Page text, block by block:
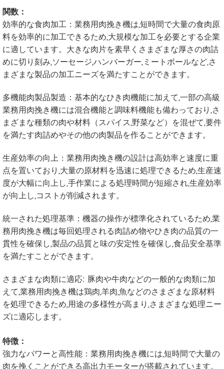
関数：
効率的な食肉加工：業務用肉挽き機は,短時間で大量の食肉原
料を効率的に加工できるため,大規模な加工を必要とする企業
に適しています。大きな肉片を素早くさまざまな厚さの肉詰
めに切り刻み,ソーセージ,ハンバーガー,ミートボールなど,さ
まざまな製品の加工ニーズを満たすことができます。
多機能肉製品製造：基本的なひき肉機能に加えて,一部の高級
業務用肉挽き機には混合機能と調味料機能も備わっており,さ
まざまな種類の肉や材料（スパイス,野菜など）を混ぜて,要件
を満たす肉詰めやその他の肉製品を作ることができます。
生産効率の向上：業務用肉挽き機の設計は高効率と速度に重
点を置いており,大量の原材料を迅速に処理できるため,生産速
度が大幅に向上し,手作業による処理時間が短縮され,生産効率
が向上し,コストが削減されます。
統一された処理基準：機器の操作が標準化されているため,業
務用肉挽き機は毎回処理される肉詰め物やひき肉の品質の一
貫性を確保し,製品の品質と味の安定性を確保し,食品安全基準
を満たすことができます。
さまざまな肉類に適応: 豚肉や牛肉などの一般的な肉類に加
えて,業務用肉挽き機は鶏肉,羊肉,魚などのさまざまな原材料
を処理できるため,用途の多様性が高まり,さまざまな処理ニー
ズに適応します。
特徴：
強力なパワーと高性能：業務用肉挽き機には,短時間で大量の